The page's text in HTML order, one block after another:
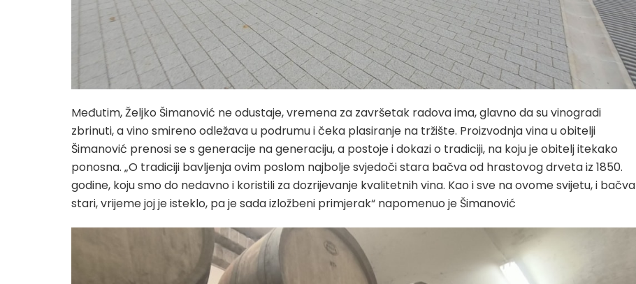
Međutim, Željko Šimanović ne odustaje, vremena za završetak radova ima, glavno da su vinogradi
zbrinuti, a vino smireno odležava u podrumu i čeka plasiranje na tržište. Proizvodnja vina u obitelji
Šimanović prenosi se s generacije na generaciju, a postoje i dokazi o tradiciji, na koju je obitelj itekako
ponosna. „O tradiciji bavljenja ovim poslom najbolje svjedoči stara bačva od hrastovog drveta iz 1850.
godine, koju smo do nedavno i koristili za dozrijevanje kvalitetnih vina. Kao i sve na ovome svijetu, i bačva
stari, vrijeme joj je isteklo, pa je sada izložbeni primjerak“ napomenuo je Šimanović